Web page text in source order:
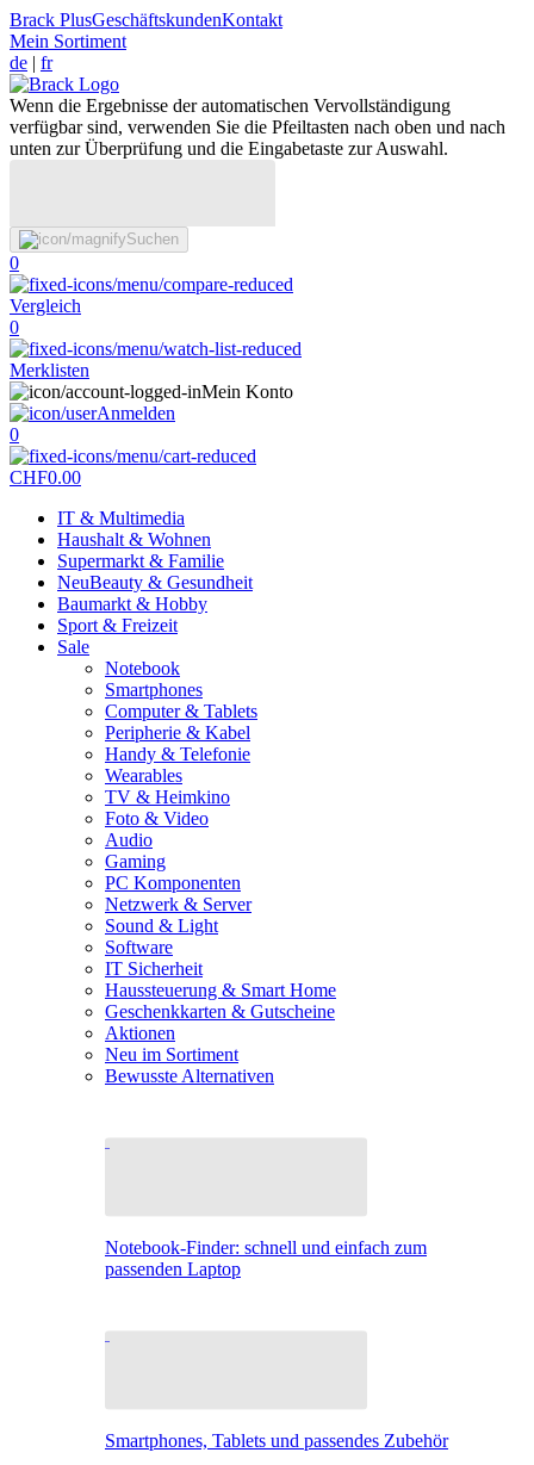
Brack PlusGeschäftskundenKontakt
Mein Sortiment
de | fr
Wenn die Ergebnisse der automatischen Vervollständigung
verfügbar sind, verwenden Sie die Pfeiltasten nach oben und nach
unten zur Überprüfung und die Eingabetaste zur Auswahl.
Suchen
0
Vergleich
0
Merklisten
Mein Konto
Anmelden
0
CHF0.00
IT & Multimedia
Haushalt & Wohnen
Supermarkt & Familie
NeuBeauty & Gesundheit
Baumarkt & Hobby
Sport & Freizeit
Sale
Notebook
Smartphones
Computer & Tablets
Peripherie & Kabel
Handy & Telefonie
Wearables
TV & Heimkino
Foto & Video
Audio
Gaming
PC Komponenten
Netzwerk & Server
Sound & Light
Software
IT Sicherheit
Haussteuerung & Smart Home
Geschenkkarten & Gutscheine
Aktionen
Neu im Sortiment
Bewusste Alternativen
Notebook-Finder: schnell und einfach zum
passenden Laptop
Smartphones, Tablets und passendes Zubehör